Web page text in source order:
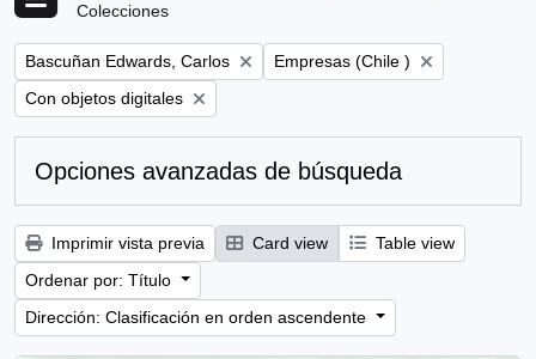
Colecciones
Remove filter:
Bascuñan Edwards, Carlos Remove filter:
Empresas (Chile )
Remove filter:
Con objetos digitales
Opciones avanzadas de búsqueda
Imprimir vista previa Card view
Table view
Ordenar por: Título
Dirección: Clasificación en orden ascendente